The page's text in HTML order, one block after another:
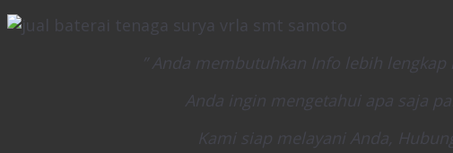
” Anda membutuhkan Info lebih lengkap
Anda ingin mengetahui apa saja
Kami siap melayani Anda,